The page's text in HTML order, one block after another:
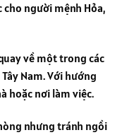
người mệnh Hỏa,
về một trong các
Nam. Với hướng
hoặc nơi làm việc.
nhưng tránh ngồi